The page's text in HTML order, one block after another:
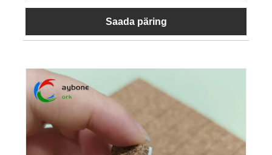
Saada päring